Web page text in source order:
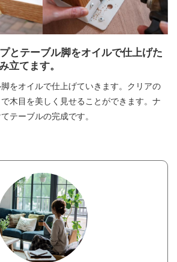
とテーブル脚をオイルで仕上げた
立てます。
をオイルで仕上げていきます。クリアの
木目を美しく見せることができます。ナ
テーブルの完成です。